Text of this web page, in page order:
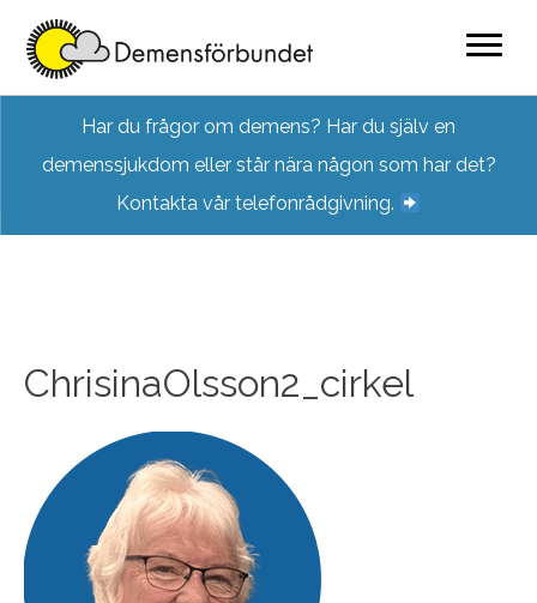
content
Har du frågor om demens? Har du själv en
demenssjukdom eller står nära någon som har det?
Kontakta vår telefonrådgivning.
ChrisinaOlsson2_cirkel